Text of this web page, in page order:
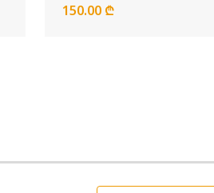
150.00 ₾